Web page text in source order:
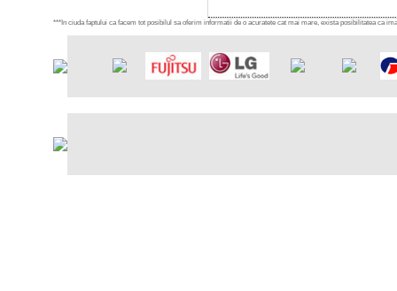
***In ciuda faptului ca facem tot posibilul sa oferim informatii de o acuratete cat mai mare, exista posibilitatea ca